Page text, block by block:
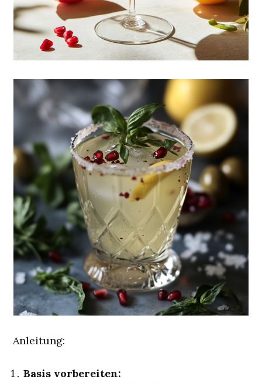
Anleitung:
Basis vorbereiten: